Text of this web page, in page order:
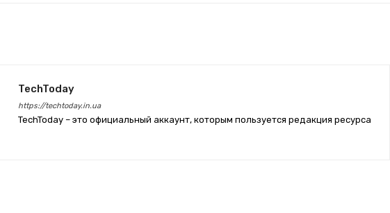
TechToday
https://techtoday.in.ua
TechToday – это официальный аккаунт, которым пользуется редакция ресурса